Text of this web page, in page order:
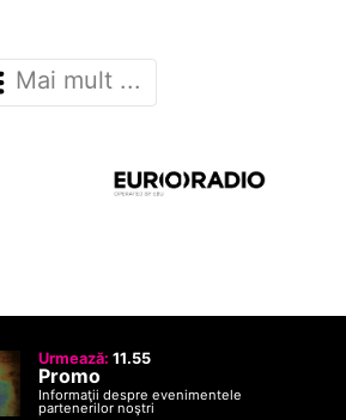
Mai mult ...
Urmează: 11.55
Promo
Informaţii despre evenimentele
partenerilor noştri